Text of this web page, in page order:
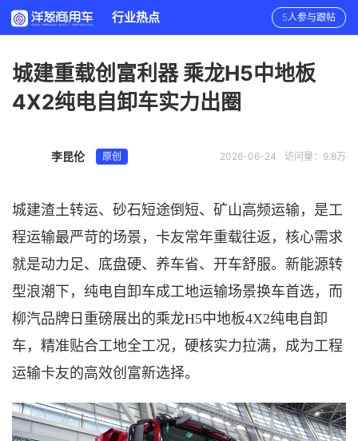
行业热点 5人参与跟帖
城建重载创富利器 乘龙H5中地板
4X2纯电自卸车实力出圈
访问量：9.8万
2026-06-24
李昆伦 原创
城建渣土转运、砂石短途倒短、矿山高频运输，是工
程运输最严苛的场景，卡友常年重载往返，核心需求
就是动力足、底盘硬、养车省、开车舒服。新能源转
型浪潮下，纯电自卸车成工地运输场景换车首选，而
柳汽品牌日重磅展出的乘龙H5中地板4X2纯电自卸
车，精准贴合工地全工况，硬核实力拉满，成为工程
运输卡友的高效创富新选择。